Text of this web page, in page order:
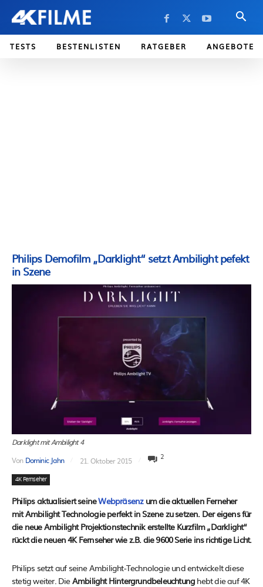
TESTS BESTENLISTEN RATGEBER ANGEBOTE
Philips Demofilm „Darklight“ setzt Ambilight pefekt
in Szene
Darklight mit Ambilight 4
Von Dominic Jahn 21. Oktober 2015 2
4K Fernseher
Philips aktualisiert seineWebpräsenzum die aktuellen Ferneher
mit Ambilight Technologie perfekt in Szene zu setzen. Der eigens für
die neue Ambilight Projektionstechnik erstellte Kurzfilm „Darklight“
rückt die neuen 4K Fernseher wie z.B. die 9600 Serie ins richtige Licht.
Philips setzt auf seine Ambilight-Technologie und entwickelt diese
stetig weiter. DieAmbilight Hintergrundbeleuchtung hebt die auf 4K